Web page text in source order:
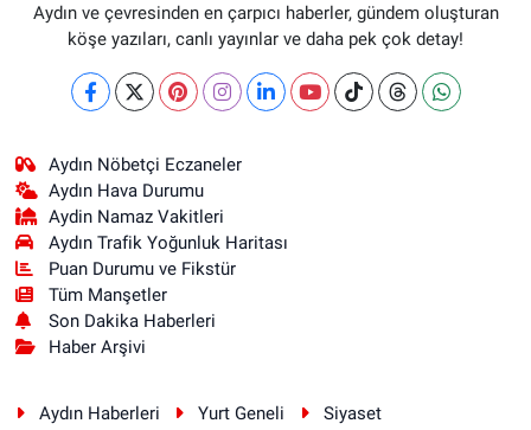
Aydın ve çevresinden en çarpıcı haberler, gündem oluşturan
köşe yazıları, canlı yayınlar ve daha pek çok detay!
Aydın Nöbetçi Eczaneler
Aydın Hava Durumu
Aydin Namaz Vakitleri
Aydın Trafik Yoğunluk Haritası
Puan Durumu ve Fikstür
Tüm Manşetler
Son Dakika Haberleri
Haber Arşivi
Aydın Haberleri Yurt Geneli
Siyaset